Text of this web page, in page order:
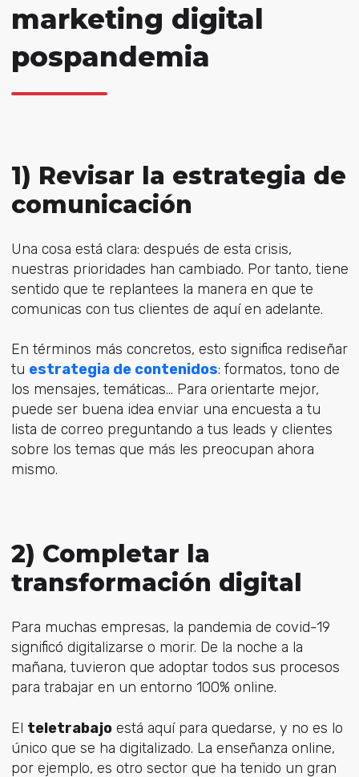
marketing digital
pospandemia
1) Revisar la estrategia de
comunicación
Una cosa está clara: después de esta crisis,
nuestras prioridades han cambiado. Por tanto, tiene
sentido que te replantees la manera en que te
comunicas con tus clientes de aquí en adelante.
En términos más concretos, esto significa rediseñar
tu estrategia de contenidos: formatos, tono de
los mensajes, temáticas... Para orientarte mejor,
puede ser buena idea enviar una encuesta a tu
lista de correo preguntando a tus leads y clientes
sobre los temas que más les preocupan ahora
mismo.
2) Completar la
transformación digital
Para muchas empresas, la pandemia de covid-19
significó digitalizarse o morir. De la noche a la
mañana, tuvieron que adoptar todos sus procesos
para trabajar en un entorno 100% online.
El teletrabajoestá aquí para quedarse, y no es lo
único que se ha digitalizado. La enseñanza online,
por ejemplo, es otro sector que ha tenido un gran